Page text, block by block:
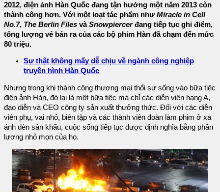
2012, điện ảnh Hàn Quốc đang tận hưởng một năm 2013 còn
thành công hơn. Với một loạt tác phẩm như Miracle in Cell
No.7, The Berlin Files vàSnowpiercerđang tiếp tục ghi điểm,
tổng lượng vé bán ra của các bộ phim Hàn đã chạm đến mức
80 triệu.
Sự thật không mấy dễ chịu về ngành công nghiệp
truyền hình Hàn Quốc
Nhưng trong khi thành công thương mại thổi sự sống vào bữa tiệc
điện ảnh Hàn, đó lại là một bữa tiệc mà chỉ các diễn viên hạng A,
đạo diễn và CEO công ty sản xuất thưởng thức. Đối với các diễn
viên phụ, vai nhỏ, biên tập và các thành viên đoàn làm phim ở xa
ánh đèn sân khấu, cuộc sống tiếp tục được định nghĩa bằng phần
lương nhỏ mọn của họ.